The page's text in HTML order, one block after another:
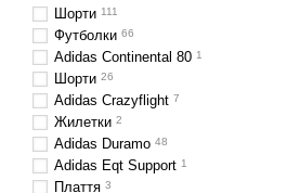
Шорти 111
Футболки 66
Adidas Continental 80 1
Шорти 26
Adidas Crazyflight 7
Жилетки 2
Adidas Duramo 48
Adidas Eqt Support 1
Плаття 3